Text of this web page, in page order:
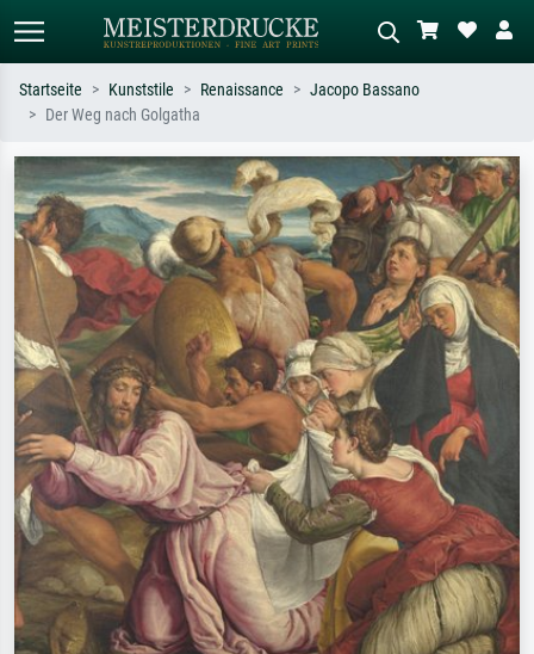
Suchen Sie nach Künstlern, Werktiteln
oder Stilen – z.B. Monet,
Sternennacht, Impressionismus, Welle
Hokusai, Akt.
Beschreiben Sie die Szene – z.B. Grüne
Wiese, Abstrakt mit viel Rot, Dunkles
Ölgemälde, Stehender Akt neben einem
Baum.
Startseite Kunststile Renaissance
Jacopo Bassano
Der Weg nach Golgatha